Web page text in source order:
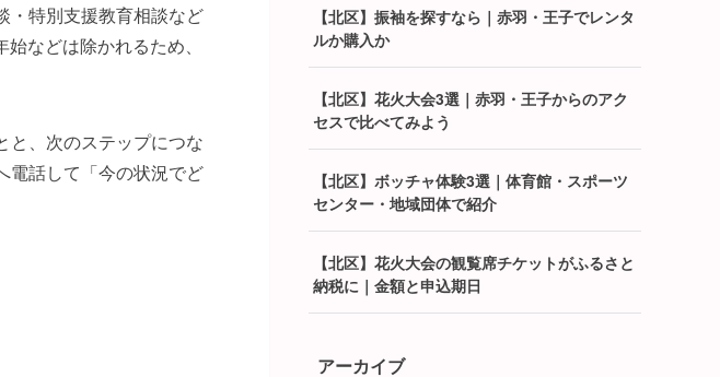
・特別支援教育相談など
などは除かれるため、
と、次のステップにつな
電話して「今の状況でど
【北区】振袖を探すなら｜赤羽・王子でレンタ
ルか購入か
【北区】花火大会3選｜赤羽・王子からのアク
セスで比べてみよう
【北区】ボッチャ体験3選｜体育館・スポーツ
センター・地域団体で紹介
【北区】花火大会の観覧席チケットがふるさと
納税に｜金額と申込期日
アーカイブ